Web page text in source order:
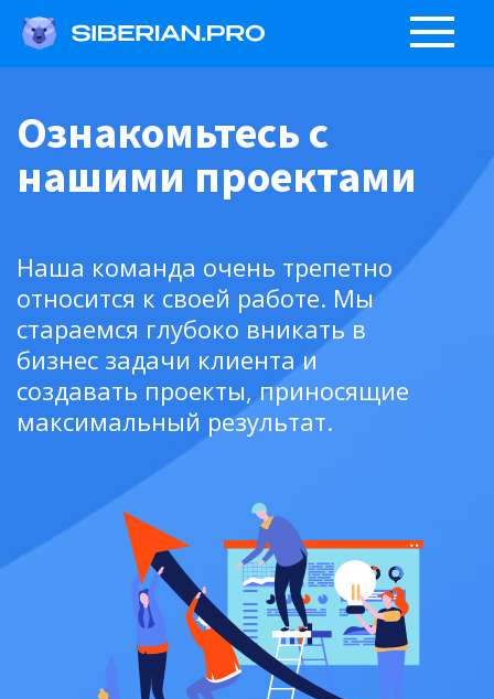
Ознакомьтесь с
нашими проектами
Наша команда очень трепетно
относится к своей работе. Мы
стараемся глубоко вникать в
бизнес задачи клиента и
создавать проекты, приносящие
максимальный результат.